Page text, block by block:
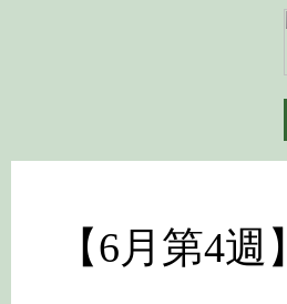
【6月第4週】